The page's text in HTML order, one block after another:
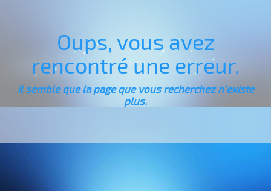
Oups, vous avez
rencontré une erreur.
Il semble que la page que vous recherchez n’existe
plus.